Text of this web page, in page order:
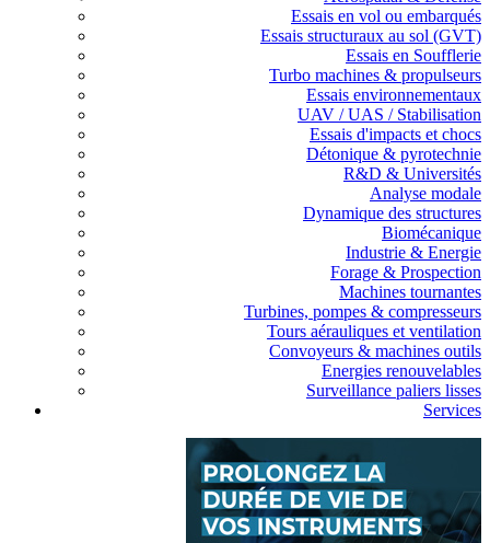
Essais en vol ou embarqués
Essais structuraux au sol (GVT)
Essais en Soufflerie
Turbo machines & propulseurs
Essais environnementaux
UAV / UAS / Stabilisation
Essais d'impacts et chocs
Détonique & pyrotechnie
R&D & Universités
Analyse modale
Dynamique des structures
Biomécanique
Industrie & Energie
Forage & Prospection
Machines tournantes
Turbines, pompes & compresseurs
Tours aérauliques et ventilation
Convoyeurs & machines outils
Energies renouvelables
Surveillance paliers lisses
Services